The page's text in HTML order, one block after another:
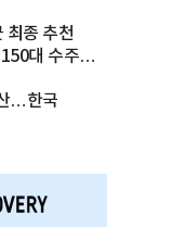
최종 추천
대 수주
…한국